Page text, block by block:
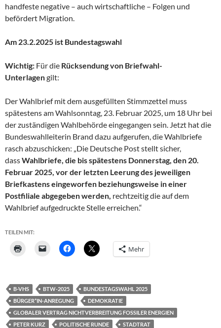
handfeste negative – auch wirtschaftliche – Folgen und
befördert Migration.
Am 23.2.2025 ist Bundestagswahl
Wichtig: Für die Rücksendung von Briefwahl-
Unterlagengilt:
Der Wahlbrief mit dem ausgefüllten Stimmzettel muss
spätestens am Wahlsonntag, 23. Februar 2025, um 18 Uhr bei
der zuständigen Wahlbehörde eingegangen sein. Jetzt hat die
Bundeswahlleiterin Brand dazu aufgerufen, die Wahlbriefe
rasch abzuschicken: „Die Deutsche Post stellt sicher,
dassWahlbriefe, die bis spätestens Donnerstag, den 20.
Februar 2025, vor der letzten Leerung des jeweiligen
Briefkastens eingeworfen beziehungsweise in einer
Postfiliale abgegeben werden, rechtzeitig die auf dem
Wahlbrief aufgedruckte Stelle erreichen.“
TEILEN MIT:
Mehr
B-VHS BTW-2025
BUNDESTAGSWAHL 2025
BÜRGER*IN-ANREGUNG
DEMOKRATIE
GLOBALER VERTRAG NICHTVERBREITUNG FOSSILER ENERGIEN
PETER KURZ
POLITISCHE RUNDE
STADTRAT